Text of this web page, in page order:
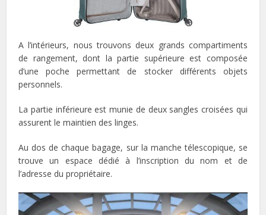
A l’intérieurs, nous trouvons deux grands compartiments
de rangement, dont la partie supérieure est composée
d’une poche permettant de stocker différents objets
personnels.
La partie inférieure est munie de deux sangles croisées qui
assurent le maintien des linges.
Au dos de chaque bagage, sur la manche télescopique, se
trouve un espace dédié à l’inscription du nom et de
l’adresse du propriétaire.